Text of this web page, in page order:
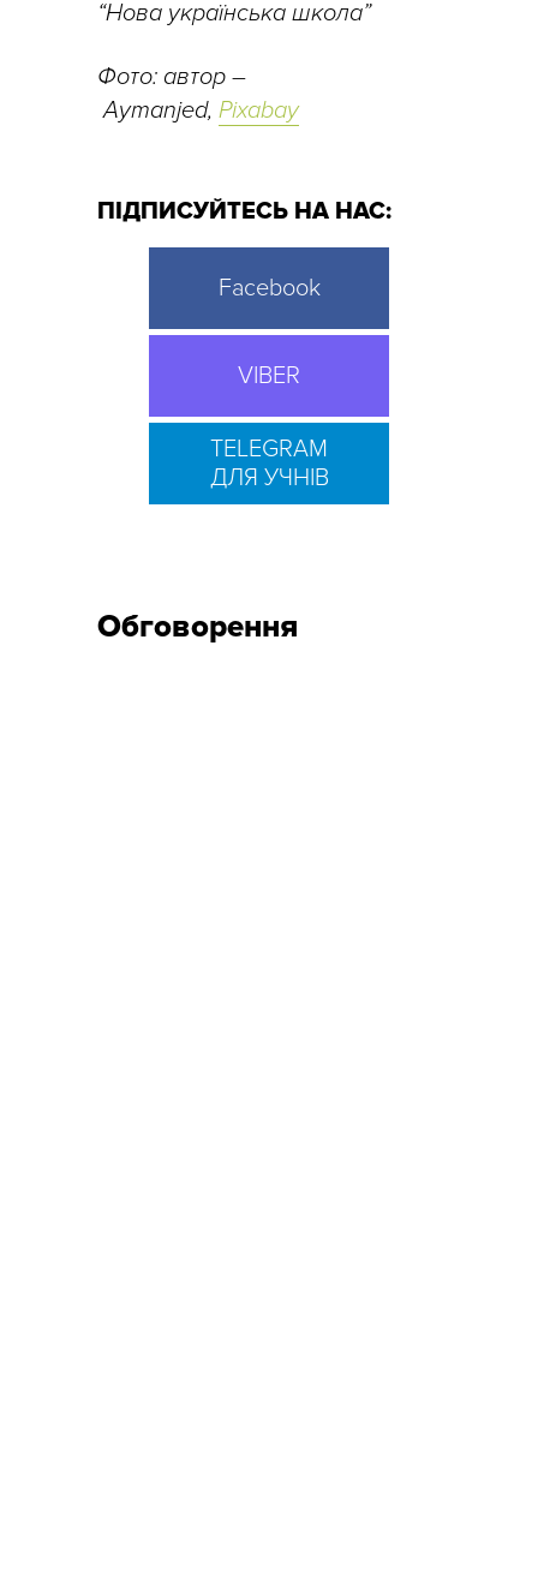
“Нова українська школа”
Фото: автор –
Aymanjed, Pixabay
ПІДПИСУЙТЕСЬ НА НАС:
Facebook
VIBER
TELEGRAM
ДЛЯ УЧНІВ
Обговорення